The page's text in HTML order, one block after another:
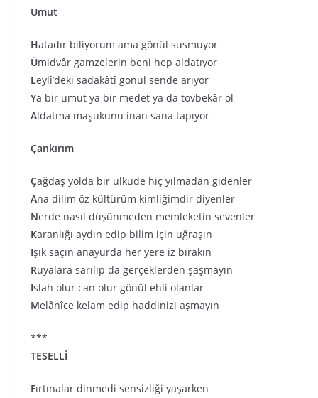
Umut
Hatadır biliyorum ama gönül susmuyor
Ümidvâr gamzelerin beni hep aldatıyor
Leylî’deki sadakâtî gönül sende arıyor
Ya bir umut ya bir medet ya da tövbekâr ol
Aldatma maşukunu inan sana tapıyor
Çankırım
Çağdaş yolda bir ülküde hiç yılmadan gidenler
Ana dilim öz kültürüm kimliğimdir diyenler
Nerde nasıl düşünmeden memleketin sevenler
Karanlığı aydın edip bilim için uğraşın
Işık saçın anayurda her yere iz bırakın
Rüyalara sarılıp da gerçeklerden şaşmayın
Islah olur can olur gönül ehli olanlar
Melânîce kelam edip haddinizi aşmayın
***
TESELLİ
Fırtınalar dinmedi sensizliği yaşarken